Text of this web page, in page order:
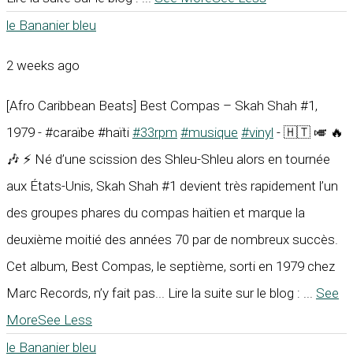
le Bananier bleu
2 weeks ago
[Afro Caribbean Beats] Best Compas – Skah Shah #1,
1979 - #caraïbe #haïti #33rpm #musique #vinyl - 🇭🇹 🎺 🔥
🎶 ⚡ Né d’une scission des Shleu-Shleu alors en tournée
aux États-Unis, Skah Shah #1 devient très rapidement l’un
des groupes phares du compas haïtien et marque la
deuxième moitié des années 70 par de nombreux succès.
Cet album, Best Compas, le septième, sorti en 1979 chez
Marc Records, n’y fait pas... Lire la suite sur le blog :
See
MoreSee Less
le Bananier bleu